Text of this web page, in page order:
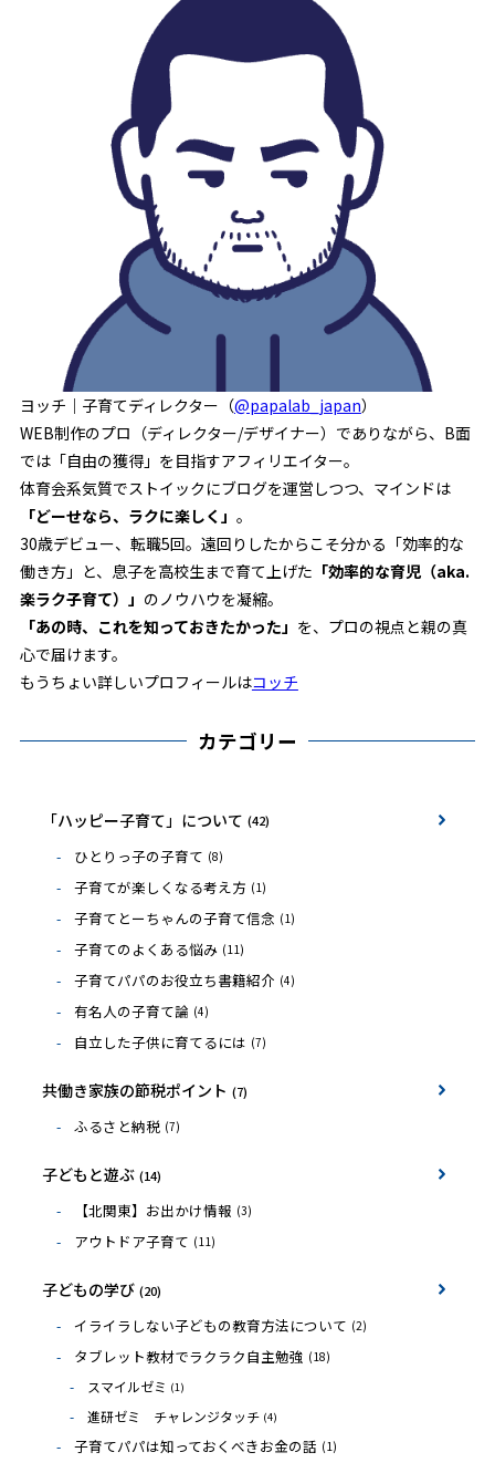
ヨッチ｜子育てディレクター（@papalab_japan）
WEB制作のプロ（ディレクター/デザイナー）でありながら、B面
では「自由の獲得」を目指すアフィリエイター。
体育会系気質でストイックにブログを運営しつつ、マインドは
「どーせなら、ラクに楽しく」 。
30歳デビュー、転職5回。遠回りしたからこそ分かる「効率的な
働き方」と、息子を高校生まで育て上げた 「効率的な育児（aka.
楽ラク子育て）」 のノウハウを凝縮。
「あの時、これを知っておきたかった」 を、プロの視点と親の真
心で届けます。
もうちょい詳しいプロフィールはコッチ
カテゴリー
「ハッピー子育て」について (42)
ひとりっ子の子育て (8)
子育てが楽しくなる考え方 (1)
子育てとーちゃんの子育て信念 (1)
子育てのよくある悩み (11)
子育てパパのお役立ち書籍紹介 (4)
有名人の子育て論 (4)
自立した子供に育てるには (7)
共働き家族の節税ポイント (7)
ふるさと納税 (7)
子どもと遊ぶ (14)
【北関東】お出かけ情報 (3)
アウトドア子育て (11)
子どもの学び (20)
イライラしない子どもの教育方法について (2)
タブレット教材でラクラク自主勉強 (18)
スマイルゼミ (1)
進研ゼミ チャレンジタッチ (4)
子育てパパは知っておくべきお金の話 (1)